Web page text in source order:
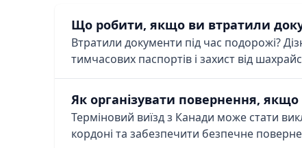
Що робити, якщо ви втратили
Втратили документи під час подорожі?
тимчасових паспортів і захист від
Як організувати повернення,
Терміновий виїзд з Канади може стати
кордоні та забезпечити безпечне